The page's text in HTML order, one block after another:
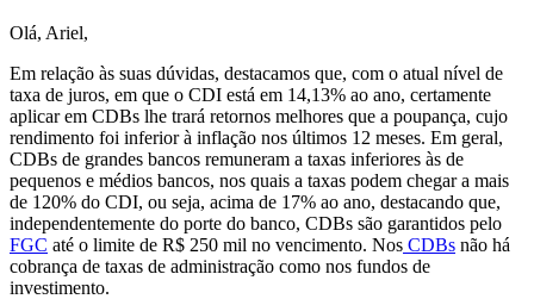
Olá, Ariel,
Em relação às suas dúvidas, destacamos que, com o atual nível de
taxa de juros, em que o CDI está em 14,13% ao ano, certamente
aplicar em CDBs lhe trará retornos melhores que a poupança, cujo
rendimento foi inferior à inflação nos últimos 12 meses. Em geral,
CDBs de grandes bancos remuneram a taxas inferiores às de
pequenos e médios bancos, nos quais a taxas podem chegar a mais
de 120% do CDI, ou seja, acima de 17% ao ano, destacando que,
independentemente do porte do banco, CDBs são garantidos pelo
FGC até o limite de R$ 250 mil no vencimento. Nos CDBs não há
cobrança de taxas de administração como nos fundos de
investimento.